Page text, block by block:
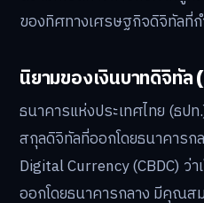
ของทิศทางเศรษฐกิจดิจิทัลที่ก
นิยามของเงินบาทดิจิทัล
ธนาคารแห่งประเทศไทย (ธป
สกุลดิจิทัลที่ออกโดยธนาคารก
Digital Currency (CBDC) ว่
ออกโดยธนาคารกลาง มีคุณส